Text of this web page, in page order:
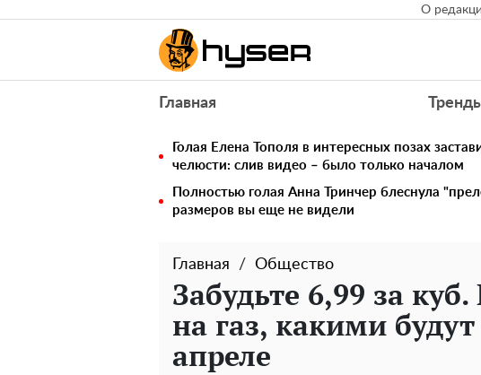
О
Главная
Голая Елена Тополя в интересных позах
челюсти: слив видео – было только началом
Полностью голая Анна Тринчер блеснула
размеров вы еще не видели
Главная Общество
Забудьте 6,99 за
на газ, какими
апреле